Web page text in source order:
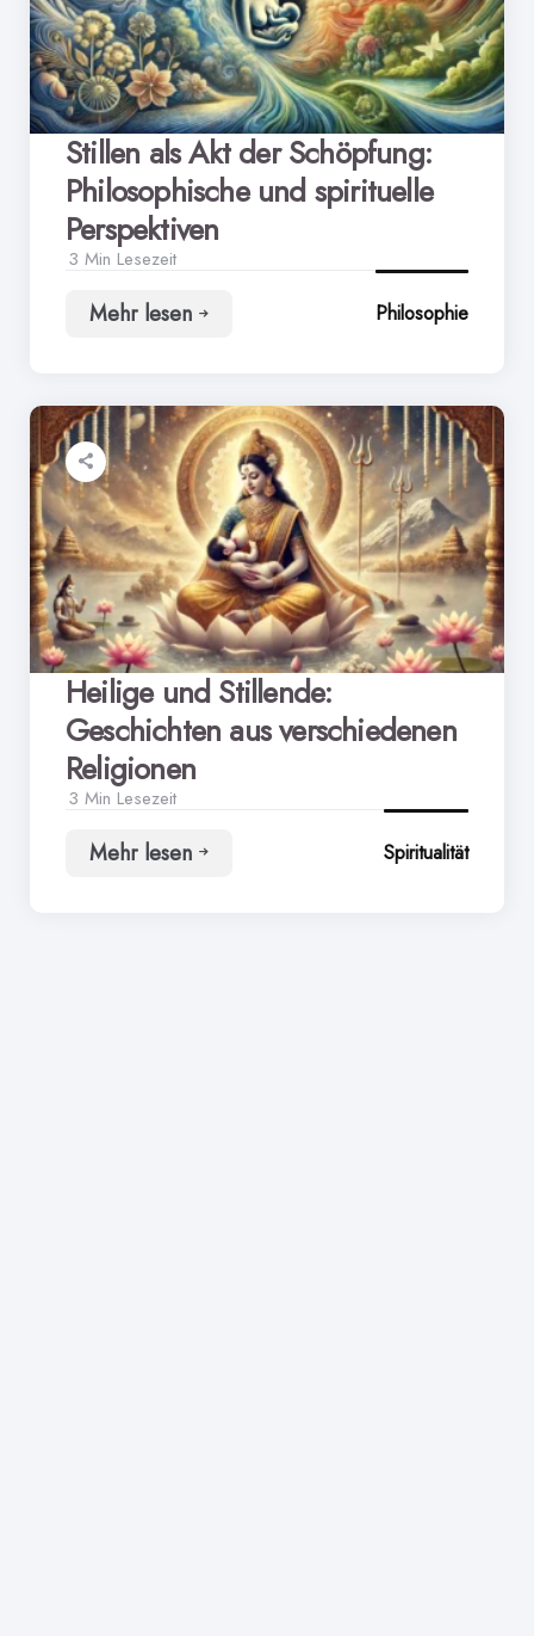
Stillen als Akt der Schöpfung:
Philosophische und spirituelle
Perspektiven
3 Min Lesezeit
Mehr lesen
Stillen
Schöpfung:
Philosophische
und
spirituelle
Perspektiven
Philosophie
Heilige und Stillende:
Geschichten aus verschiedenen
Religionen
3 Min Lesezeit
Mehr lesen
Heilige Spiritualität